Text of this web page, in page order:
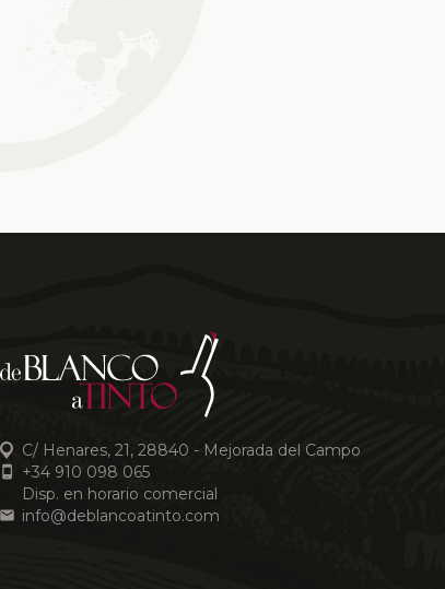
C/ Henares, 21, 28840 - Mejorada del Campo
+34 910 098 065
Disp. en horario comercial
info@deblancoatinto.com